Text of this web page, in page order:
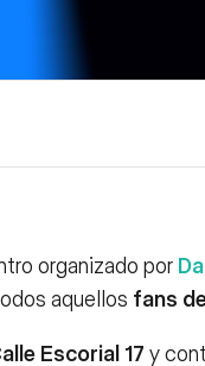
organizado por
aquellos fans
Escorial 17 y